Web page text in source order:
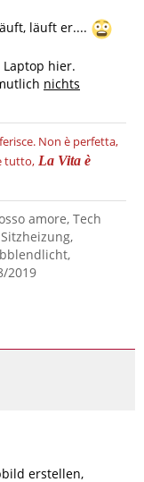
läuft er....
hier.
nichts
Non è perfetta,
tutto, La Vita è
amore, Tech
2019
erstellen,